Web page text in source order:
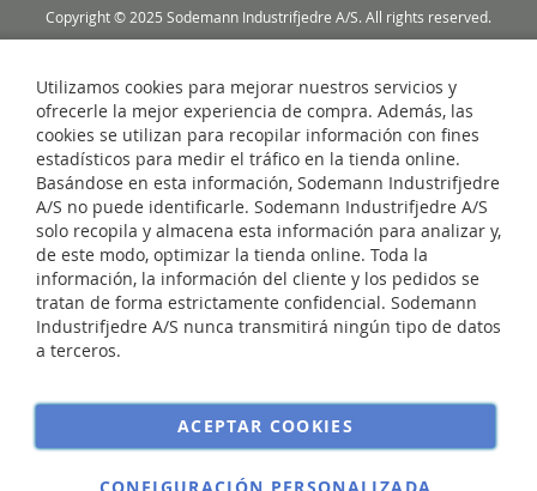
Copyright © 2025 Sodemann Industrifjedre A/S. All rights reserved.
Utilizamos cookies para mejorar nuestros servicios y
ofrecerle la mejor experiencia de compra. Además, las
cookies se utilizan para recopilar información con fines
estadísticos para medir el tráfico en la tienda online.
Basándose en esta información, Sodemann Industrifjedre
A/S no puede identificarle. Sodemann Industrifjedre A/S
solo recopila y almacena esta información para analizar y,
de este modo, optimizar la tienda online. Toda la
información, la información del cliente y los pedidos se
tratan de forma estrictamente confidencial. Sodemann
Industrifjedre A/S nunca transmitirá ningún tipo de datos
a terceros.
ACEPTAR COOKIES